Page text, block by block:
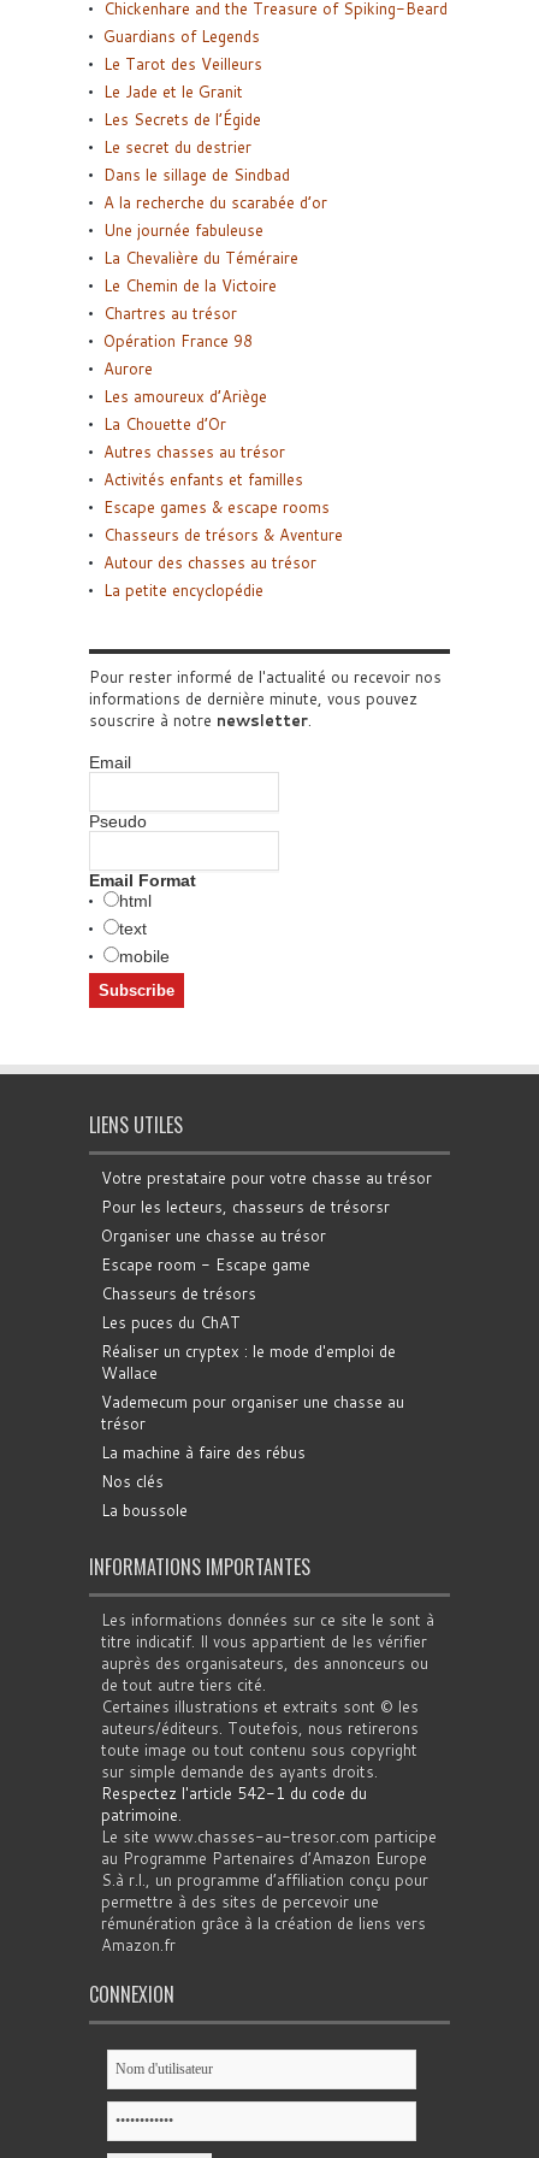
Chickenhare and the Treasure of Spiking-Beard
Guardians of Legends
Le Tarot des Veilleurs
Le Jade et le Granit
Les Secrets de l’Égide
Le secret du destrier
Dans le sillage de Sindbad
A la recherche du scarabée d’or
Une journée fabuleuse
La Chevalière du Téméraire
Le Chemin de la Victoire
Chartres au trésor
Opération France 98
Aurore
Les amoureux d’Ariège
La Chouette d’Or
Autres chasses au trésor
Activités enfants et familles
Escape games & escape rooms
Chasseurs de trésors & Aventure
Autour des chasses au trésor
La petite encyclopédie
Pour rester informé de l'actualité ou recevoir nos
informations de dernière minute, vous pouvez
souscrire à notre newsletter
Email
Pseudo
Email Format
html
text
mobile
LIENS UTILES
Votre prestataire pour votre chasse au trésor
Pour les lecteurs, chasseurs de trésorsr
Organiser une chasse au trésor
Escape room - Escape game
Chasseurs de trésors
Les puces du ChAT
Réaliser un cryptex : le mode d'emploi de
Wallace
Vademecum pour organiser une chasse au
trésor
La machine à faire des rébus
Nos clés
La boussole
INFORMATIONS IMPORTANTES
Les informations données sur ce site le sont à
titre indicatif. Il vous appartient de les vérifier
auprès des organisateurs, des annonceurs ou
de tout autre tiers cité.
Certaines illustrations et extraits sont © les
auteurs/éditeurs. Toutefois, nous retirerons
toute image ou tout contenu sous copyright
sur simple demande des ayants droits.
Respectez l'article 542-1 du code du
patrimoine
Le site www.chasses-au-tresor.com participe
au Programme Partenaires d’Amazon Europe
S.à r.l., un programme d’affiliation conçu pour
permettre à des sites de percevoir une
rémunération grâce à la création de liens vers
Amazon.fr
CONNEXION